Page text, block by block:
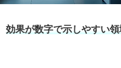
効果が数字で示しやすい